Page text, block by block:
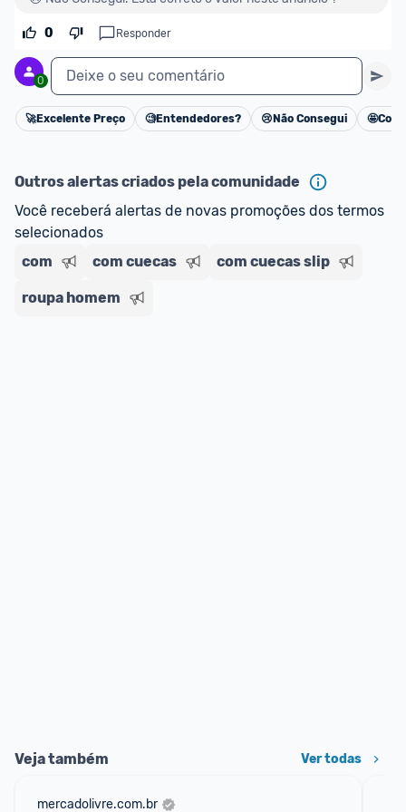
ou MercadoLíder Platinum.
E lembre-se:
você sempre pode contar ajuda da
comunidade para tirar dúvidas ou acionar os
nossos Admins marcando @admin em um
comentário ou através do Fale com o Promobit.
0 Responder
0 Deixe o seu comentário
Cancelar
🚀Excelente Preço 🧐Entendedores? 😢 Não Consegui 🤩
Outros alertas criados pela comunidade
Você receberá alertas de novas promoções dos termos
selecionados
com
com cuecas com cuecas slip
roupa homem
Veja também Ver todas
mercadolivre.com.br